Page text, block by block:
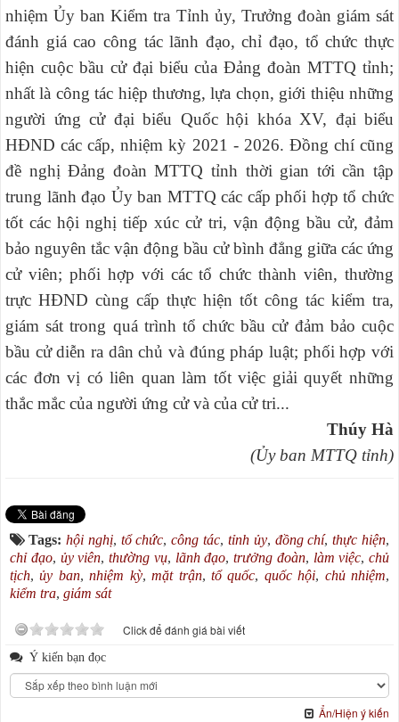
nhiệm Ủy ban Kiểm tra Tỉnh ủy, Trưởng đoàn giám sát
đánh giá cao công tác lãnh đạo, chỉ đạo, tổ chức thực
hiện cuộc bầu cử đại biểu của Đảng đoàn MTTQ tỉnh;
nhất là công tác hiệp thương, lựa chọn, giới thiệu những
người ứng cử đại biểu Quốc hội khóa XV, đại biểu
HĐND các cấp, nhiệm kỳ 2021 - 2026. Đồng chí cũng
đề nghị Đảng đoàn MTTQ tỉnh thời gian tới cần tập
trung lãnh đạo Ủy ban MTTQ các cấp phối hợp tổ chức
tốt các hội nghị tiếp xúc cử tri, vận động bầu cử, đảm
bảo nguyên tắc vận động bầu cử bình đẳng giữa các ứng
cử viên; phối hợp với các tổ chức thành viên, thường
trực HĐND cùng cấp thực hiện tốt công tác kiểm tra,
giám sát trong quá trình tổ chức bầu cử đảm bảo cuộc
bầu cử diễn ra dân chủ và đúng pháp luật; phối hợp với
các đơn vị có liên quan làm tốt việc giải quyết những
thắc mắc của người ứng cử và của cử tri...
Thúy Hà
(Ủy ban MTTQ tỉnh)
Tags: hội nghị, tổ chức,công tác, tỉnh ủy, đồng chí,thực hiện,
chỉ đạo, ủy viên, thường vụ, lãnh đạo, trưởng đoàn, làm việc, chủ
tịch,ủy ban,nhiệm kỳ,mặt trận, tổ quốc, quốc hội, chủ nhiệm,
kiểm tra, giám sát
Click để đánh giá bài viết
Ý kiến bạn đọc
Ẩn/Hiện ý kiến